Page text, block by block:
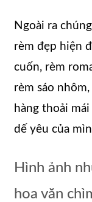
Ngoài ra
rèm đẹp hiện
cuốn, rèm
rèm sáo
hàng thoải
dế yêu của
Hình ảnh
hoa văn